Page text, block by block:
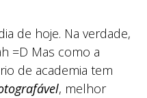
de hoje. Na verdade,
=D Mas como a
de academia tem
, melhor